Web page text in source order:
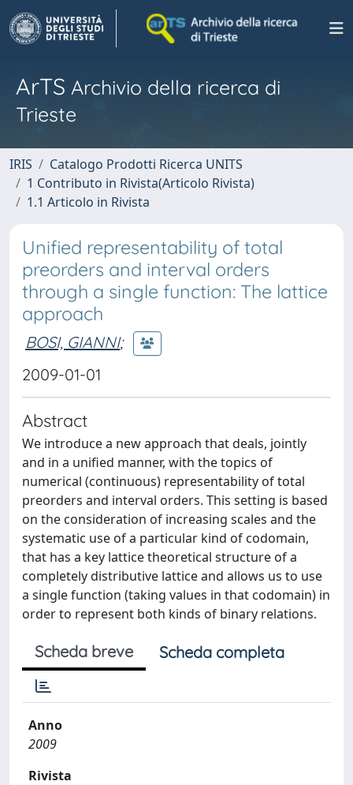
ArTS Archivio della ricerca di
Trieste
IRIS
Catalogo Prodotti Ricerca UNITS
1 Contributo in Rivista(Articolo Rivista)
1.1 Articolo in Rivista
Unified representability of total
preorders and interval orders
through a single function: The lattice
approach
BOSI, GIANNI;
2009-01-01
Abstract
We introduce a new approach that deals, jointly
and in a unified manner, with the topics of
numerical (continuous) representability of total
preorders and interval orders. This setting is based
on the consideration of increasing scales and the
systematic use of a particular kind of codomain,
that has a key lattice theoretical structure of a
completely distributive lattice and allows us to use
a single function (taking values in that codomain) in
order to represent both kinds of binary relations.
Scheda breve Scheda completa
Anno
2009
Rivista